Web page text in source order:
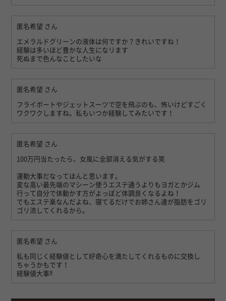
匿名希望 さん
エメラルドグリーンの液体は何ですか？きれいですね！
経験は多いほど豊かな人生になリます
死ぬまで色んなことしたいな
匿名希望 さん
フライボートやジェットスーツで空を飛ぶのも、怖いけどすごく
ワクワクしますね。私もいつか経験してみたいです！
匿名希望 さん
100万円当たったら、女風に全部消える気がする笑
運動大事だなってほんと思います。
変な高い最先端のマシーン使うエステ通うよりもヨガとかジム
行って自分で体動かす方がよっぽど体調良くなるよね！
でもエステ楽なんだよね、寝てるだけでお姉さん達が脂肪をゴリ
ゴリ流してくれるから。
匿名希望 さん
私も同じく経験値として好奇心を満たしてくれるものに交換し
ちゃうかもです！
経験値大事‼︎